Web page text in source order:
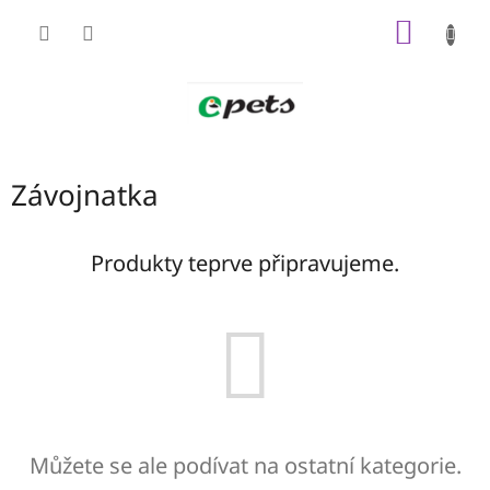
Závojnatka
Produkty teprve připravujeme.
Můžete se ale podívat na ostatní kategorie.